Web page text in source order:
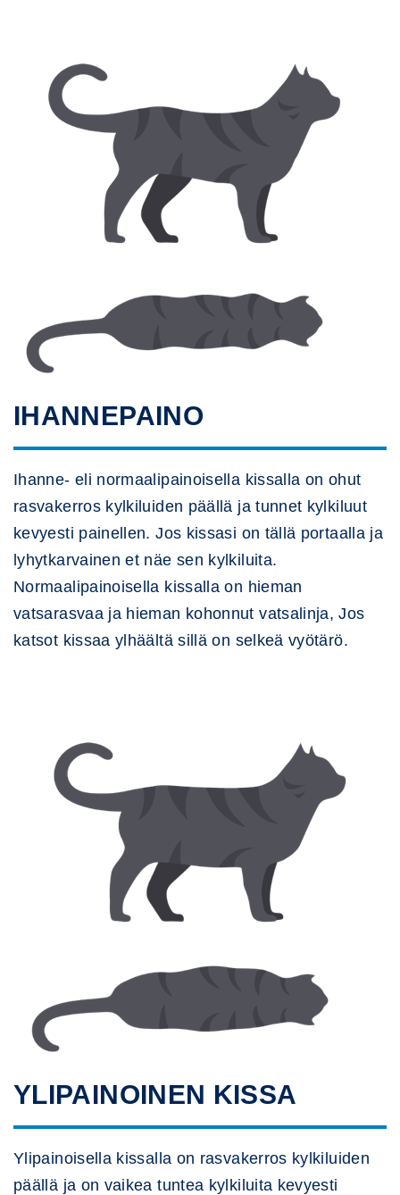
IHANNEPAINO
Ihanne- eli normaalipainoisella kissalla on ohut
rasvakerros kylkiluiden päällä ja tunnet kylkiluut
kevyesti painellen. Jos kissasi on tällä portaalla ja
lyhytkarvainen et näe sen kylkiluita.
Normaalipainoisella kissalla on hieman
vatsarasvaa ja hieman kohonnut vatsalinja, Jos
katsot kissaa ylhäältä sillä on selkeä vyötärö.
YLIPAINOINEN KISSA
Ylipainoisella kissalla on rasvakerros kylkiluiden
päällä ja on vaikea tuntea kylkiluita kevyesti